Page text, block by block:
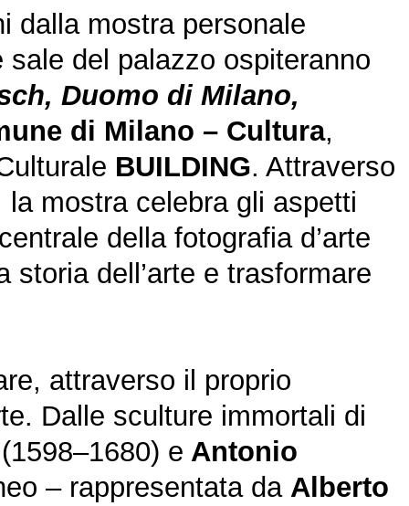
dalla mostra personale
del palazzo ospiteranno
Duomo di Milano,
di Milano – Cultura,
BUILDING. Attraverso
mostra celebra gli aspetti
della fotografia d’arte
dell’arte e trasformare
attraverso il proprio
Dalle sculture immortali di
e Antonio
– rappresentata da Alberto